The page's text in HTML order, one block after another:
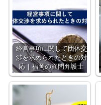
経営事項に関して団体交
渉を求められたときの対
応｜福岡の顧問弁護士